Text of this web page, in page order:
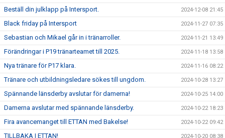
Beställ din julklapp på Intersport. 2024-12-08 21:45
Black friday på Intersport 2024-11-27 07:35
Sebastian och Mikael går in i tränarroller. 2024-11-21 13:49
Förändringar i P19 tränarteamet till 2025. 2024-11-18 13:58
Nya tränare för P17 klara. 2024-11-16 08:22
Tränare och utbildningsledare sökes till ungdom. 2024-10-28 13:27
Spännande länsderby avslutar för damerna! 2024-10-25 14:00
Damerna avslutar med spännande länsderby. 2024-10-22 18:23
Fira avancemanget till ETTAN med Bakelse! 2024-10-22 09:42
TILLBAKA I ETTAN! 2024-10-20 08:38